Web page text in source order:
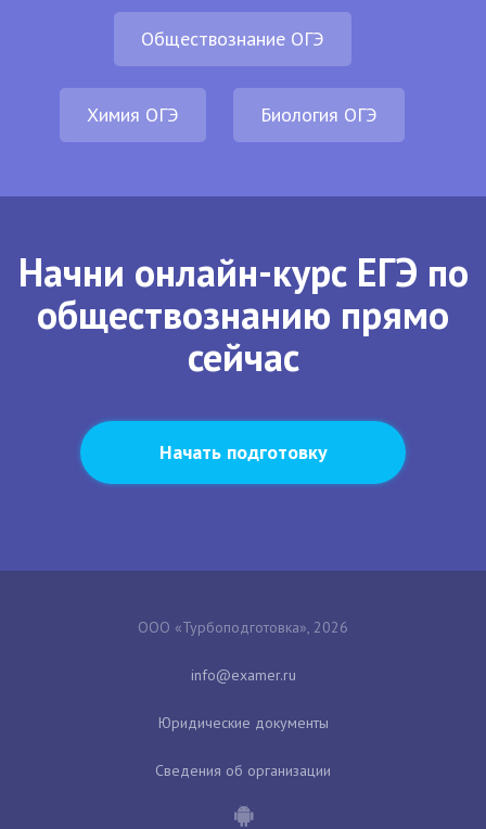
Обществознание ОГЭ
Химия ОГЭ Биология ОГЭ
Начни онлайн-курс ЕГЭ по
обществознанию прямо
сейчас
Начать подготовку
ООО «Турбоподготовка», 2026
Юридические документы
Сведения об организации